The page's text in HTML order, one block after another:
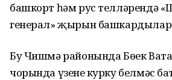
башкорт һәм рус телләрендә
генерал» җырын
Бу Чишмә районында Бөек
чорында үзенең курку белмәс